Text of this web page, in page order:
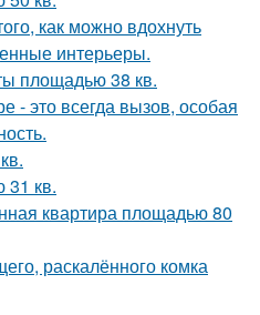
как можно вдохнуть
интерьеры.
площадью 38 кв.
- это всегда вызов, особая
31 кв.
квартира площадью 80
раскалённого комка